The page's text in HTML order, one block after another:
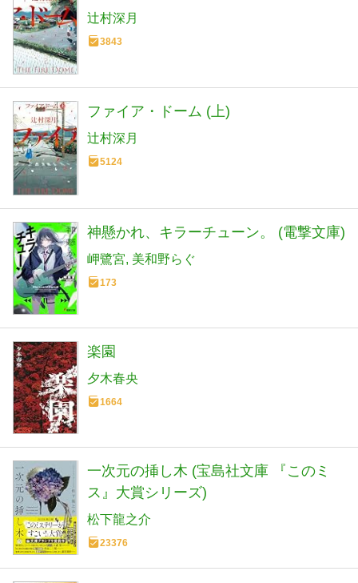
辻村深月
3843
ファイア・ドーム (上)
辻村深月
5124
神懸かれ、キラーチューン。 (電撃文庫)
岬鷺宮 美和野らぐ
173
楽園
夕木春央
1664
一次元の挿し木 (宝島社文庫 『このミ
ス』大賞シリーズ)
松下龍之介
23376